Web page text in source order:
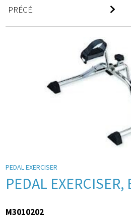
PRÉCÉ.
PEDAL EXERCISER
PEDAL EXERCISER,
M3010202